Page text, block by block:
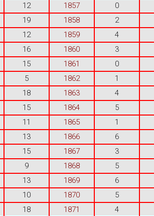
12 1857
0
19 1858
2
12 1859
4
16 1860
3
15 1861
0
5 1862
1
18 1863
4
15 1864
5
11 1865
1
13 1866
6
15 1867
3
9 1868
5
13 1869
6
10 1870
5
18 1871
4